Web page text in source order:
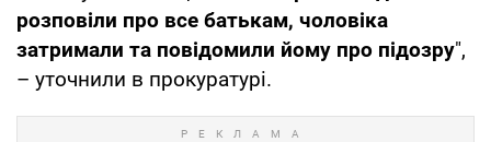
розповіли про все батькам, чоловіка
затримали та повідомили йому про підозру",
– уточнили в прокуратурі.